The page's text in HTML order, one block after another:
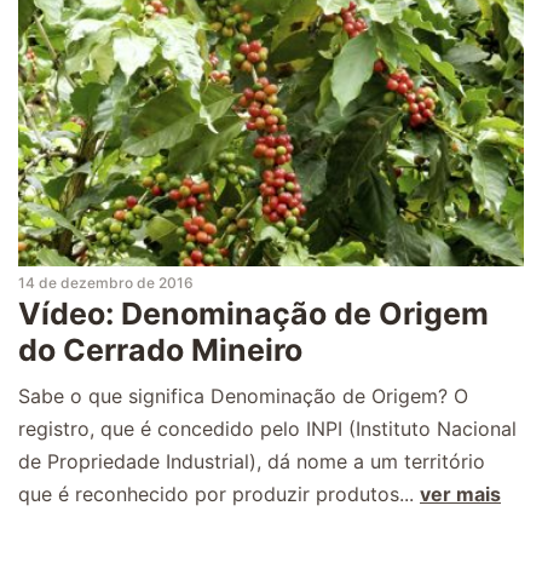
14 de dezembro de 2016
Vídeo: Denominação de Origem
do Cerrado Mineiro
Sabe o que significa Denominação de Origem? O
registro, que é concedido pelo INPI (Instituto Nacional
de Propriedade Industrial), dá nome a um território
que é reconhecido por produzir produtos... ver mais